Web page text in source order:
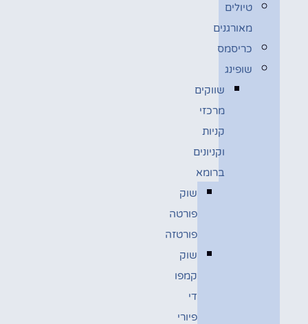
טיולים
מאורגנים
כריסמס
שופינג
שווקים
מרכזי
קניות
וקניונים
ברומא
שוק
פורטה
פורטזה
שוק
קמפו
די
פיורי